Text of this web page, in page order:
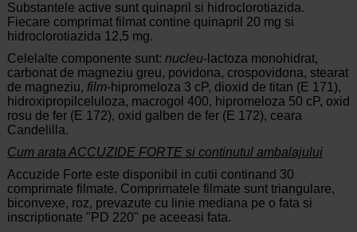
Substantele active sunt quinapril si hidroclorotiazida.
Fiecare comprimat filmat contine quinapril 20 mg si
hidroclorotiazida 12,5 mg.
Celelalte componente sunt: nucleu-lactoza monohidrat,
carbonat de magneziu greu, povidona, crospovidona, stearat
de magneziu, film-hipromeloza 3 cP, dioxid de titan (E 171),
hidroxipropilceluloza, macrogol 400, hipromeloza 50 cP, oxid
rosu de fer (E 172), oxid galben de fer (E 172), ceara
Candelilla.
Cum arata ACCUZIDE FORTE si continutul ambalajului
Accuzide Forte este disponibil in cutii continand 30
comprimate filmate. Comprimatele filmate sunt triangulare,
biconvexe, roz, prevazute cu linie mediana pe o fata si
inscriptionate "PD 220" pe aceeasi fata.